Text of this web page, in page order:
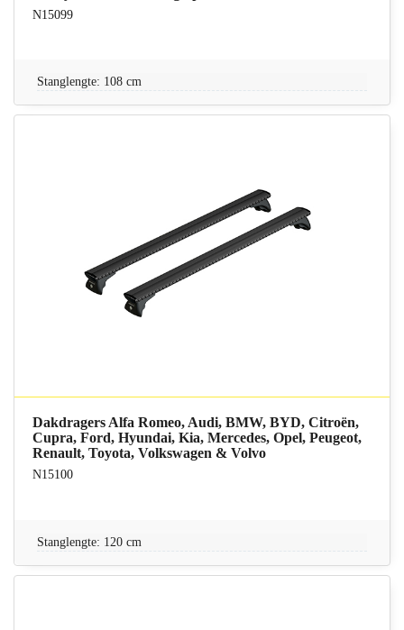
N15099
Stanglengte: 108 cm
Dakdragers Alfa Romeo, Audi, BMW, BYD, Citroën,
Cupra, Ford, Hyundai, Kia, Mercedes, Opel, Peugeot,
Renault, Toyota, Volkswagen & Volvo
N15100
Stanglengte: 120 cm